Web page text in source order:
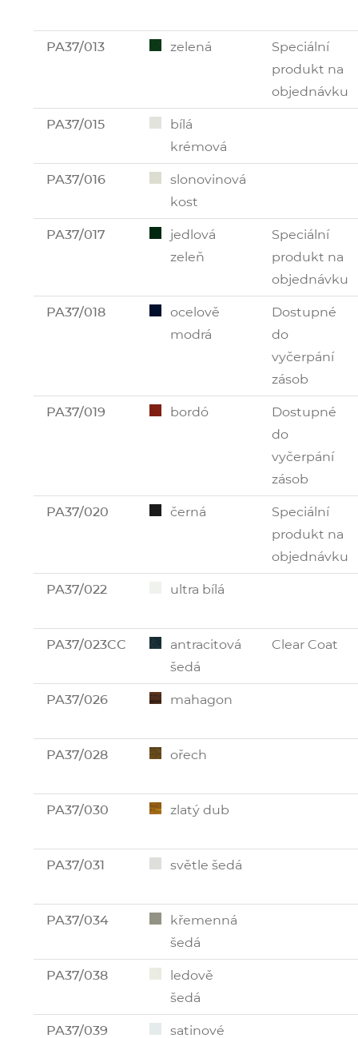
PA37/013 zelená
Speciální
produkt na
objednávku
PA37/015
bílá
krémová
PA37/016
slonovinová
kost
PA37/017
jedlová
zeleň
Speciální
produkt na
objednávku
PA37/018
ocelově
modrá
Dostupné
do
vyčerpání
zásob
PA37/019 bordó
Dostupné
do
vyčerpání
zásob
PA37/020 černá
Speciální
produkt na
objednávku
PA37/022 ultra bílá
PA37/023CC
antracitová
šedá
Clear Coat
PA37/026 mahagon
PA37/028 ořech
PA37/030 zlatý dub
PA37/031 světle šedá
PA37/034
křemenná
šedá
PA37/038
ledově
šedá
PA37/039 satinové